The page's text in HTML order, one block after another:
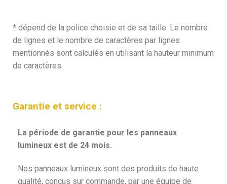
* dépend de la police choisie et de sa taille. Le nombre
de lignes et le nombre de caractères par lignes
mentionnés sont calculés en utilisant la hauteur minimum
de caractères.
Garantie et service :
La période de garantie pour les panneaux
lumineux est de 24 mois.
Nos panneaux lumineux sont des produits de haute
qualité, conçus sur commande, par une équipe de